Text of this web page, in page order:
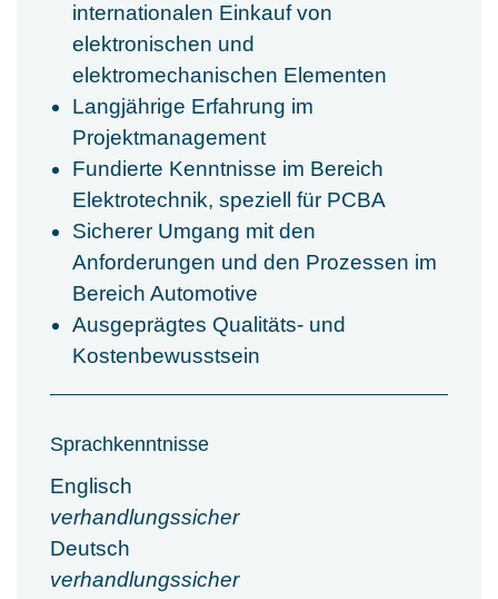
internationalen Einkauf von
elektronischen und
elektromechanischen Elementen
Langjährige Erfahrung im
Projektmanagement
Fundierte Kenntnisse im Bereich
Elektrotechnik, speziell für PCBA
Sicherer Umgang mit den
Anforderungen und den Prozessen im
Bereich Automotive
Ausgeprägtes Qualitäts- und
Kostenbewusstsein
Sprachkenntnisse
Englisch
verhandlungssicher
Deutsch
verhandlungssicher